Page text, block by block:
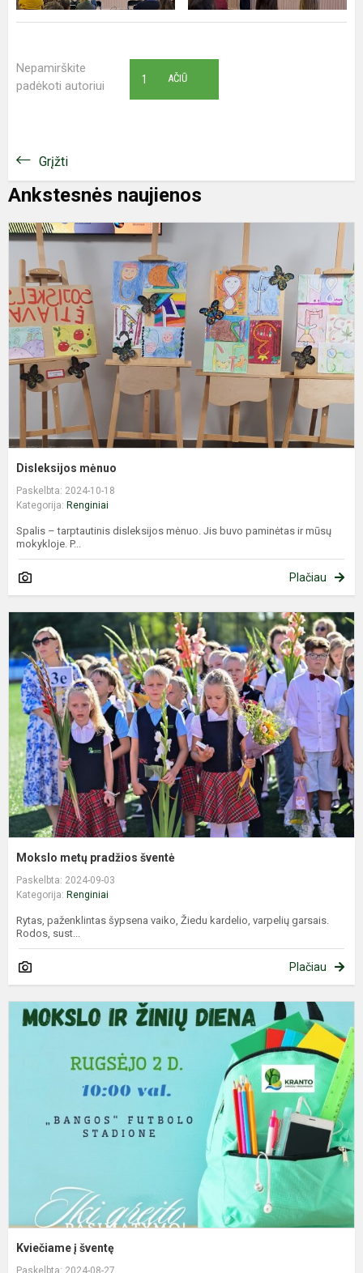
Nepamirškite
padėkoti autoriui
AČIŪ
1
Grįžti
Ankstesnės naujienos
Disleksijos mėnuo
Paskelbta: 2024-10-18
Kategorija: Renginiai
Spalis – tarptautinis disleksijos mėnuo. Jis buvo paminėtas ir mūsų
mokykloje. P...
Plačiau
Mokslo metų pradžios šventė
Paskelbta: 2024-09-03
Kategorija: Renginiai
Rytas, paženklintas šypsena vaiko, Žiedu kardelio, varpelių garsais.
Rodos, sust...
Plačiau
Kviečiame į šventę
Paskelbta: 2024-08-27